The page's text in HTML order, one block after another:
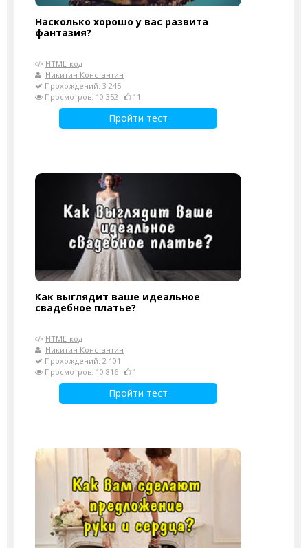
Насколько хорошо у вас развита
фантазия?
HTML-код
Никитин Константин
Прохождений: 3 245
Просмотров: 10 352
11
Пройти тест
Как выглядит ваше идеальное
свадебное платье?
HTML-код
Никитин Константин
Прохождений: 2 101
Просмотров: 10 816
1
Пройти тест